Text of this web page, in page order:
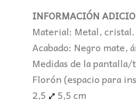
INFORMACIÓN
Material: Metal, cristal.
Acabado: Negro mate,
Medidas de la
Florón (espacio para
2,5
5,5 cm